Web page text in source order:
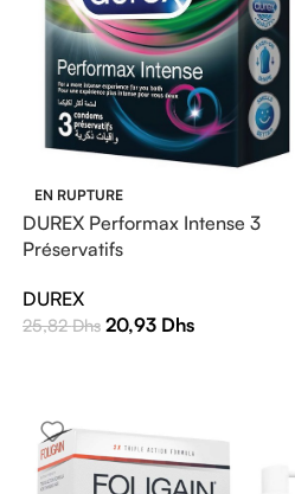
EN RUPTURE
DUREX Performax Intense 3
Préservatifs
DUREX
25,82Dhs 20,93 Dhs